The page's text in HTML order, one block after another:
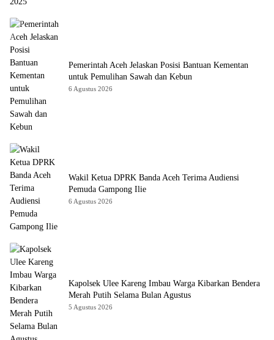
Pemerintah Aceh Jelaskan Posisi Bantuan Kementan
untuk Pemulihan Sawah dan Kebun
6 Agustus 2026
Wakil Ketua DPRK Banda Aceh Terima Audiensi
Pemuda Gampong Ilie
6 Agustus 2026
Kapolsek Ulee Kareng Imbau Warga Kibarkan Bendera
Merah Putih Selama Bulan Agustus
5 Agustus 2026